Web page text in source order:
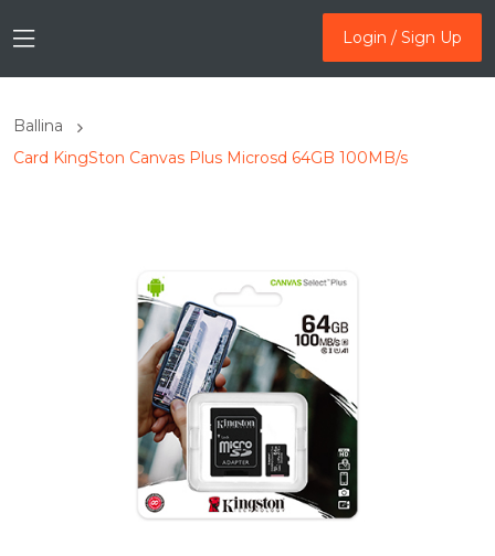
Login / Sign Up
Login / Sign Up
Ballina
Card KingSton Canvas Plus Microsd 64GB 100MB/s